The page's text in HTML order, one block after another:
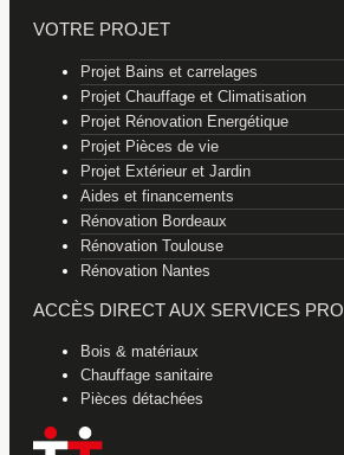
VOTRE PROJET
Projet Bains et carrelages
Projet Chauffage et Climatisation
Projet Rénovation Energétique
Projet Pièces de vie
Projet Extérieur et Jardin
Aides et financements
Rénovation Bordeaux
Rénovation Toulouse
Rénovation Nantes
ACCÈS DIRECT AUX SERVICES PRO
Bois & matériaux
Chauffage sanitaire
Pièces détachées